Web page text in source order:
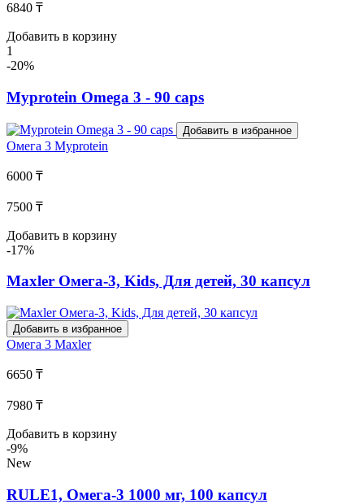
6840 ₸
Добавить в корзину
1
-20%
Myprotein Omega 3 - 90 caps
Добавить в избранное
Омега 3 Myprotein
6000 ₸
7500 ₸
Добавить в корзину
-17%
Maxler Омега-3, Kids, Для детей, 30 капсул
Добавить в избранное
Омега 3 Maxler
6650 ₸
7980 ₸
Добавить в корзину
-9%
New
RULE1, Омега-3 1000 мг, 100 капсул